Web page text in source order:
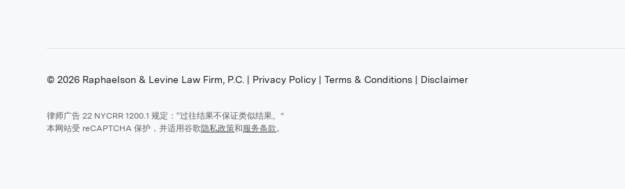
©2026 Raphaelson & Levine Law Firm, P.C. | Privacy Policy |Terms & Conditions | Disclaimer
律师广告 22 NYCRR 1200.1 规定：“过往结果不保证类似结果。”
本网站受 reCAPTCHA 保护，并适用谷歌隐私政策和服务条款。